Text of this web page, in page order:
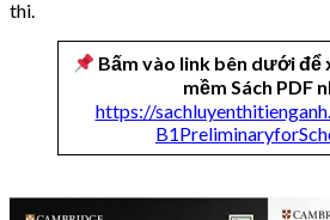
thi.
Bấm vào link bên dưới để
mềm Sách PDF
https://